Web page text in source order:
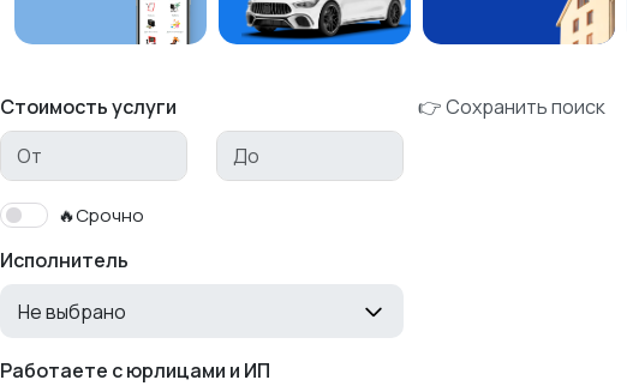
Стоимость услуги
🔥Срочно
Исполнитель
Не выбрано
Работаете с юрлицами и ИП
👉 Сохранить поиск